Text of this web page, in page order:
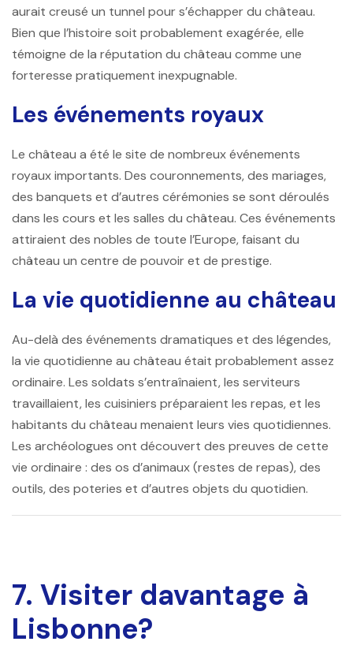
aurait creusé un tunnel pour s’échapper du château.
Bien que l’histoire soit probablement exagérée, elle
témoigne de la réputation du château comme une
forteresse pratiquement inexpugnable.
Les événements royaux
Le château a été le site de nombreux événements
royaux importants. Des couronnements, des mariages,
des banquets et d’autres cérémonies se sont déroulés
dans les cours et les salles du château. Ces événements
attiraient des nobles de toute l’Europe, faisant du
château un centre de pouvoir et de prestige.
La vie quotidienne au château
Au-delà des événements dramatiques et des légendes,
la vie quotidienne au château était probablement assez
ordinaire. Les soldats s’entraînaient, les serviteurs
travaillaient, les cuisiniers préparaient les repas, et les
habitants du château menaient leurs vies quotidiennes.
Les archéologues ont découvert des preuves de cette
vie ordinaire : des os d’animaux (restes de repas), des
outils, des poteries et d’autres objets du quotidien.
7. Visiter davantage à
Lisbonne?